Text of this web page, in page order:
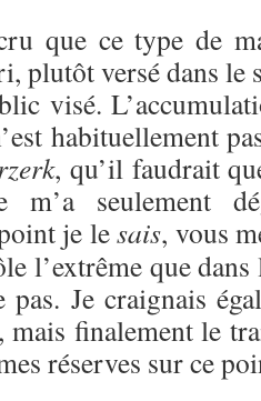
que ce type de
plutôt versé dans le
visé.
habituellement
, qu’il faudrait
m’a seulement
je lesais, vous
l’extrême que
pas. Je craignais
finalement le
réserves sur ce